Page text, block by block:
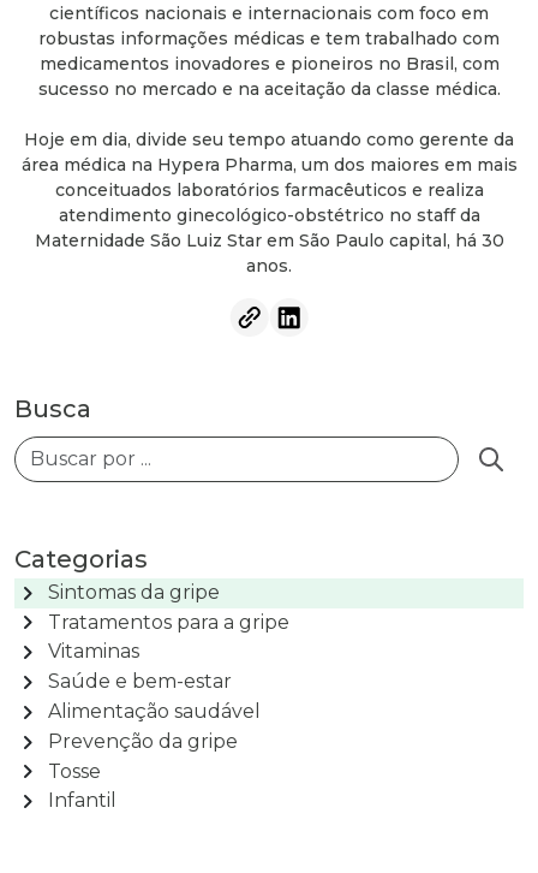
científicos nacionais e internacionais com foco em
robustas informações médicas e tem trabalhado com
medicamentos inovadores e pioneiros no Brasil, com
sucesso no mercado e na aceitação da classe médica.
Hoje em dia, divide seu tempo atuando como gerente da
área médica na Hypera Pharma, um dos maiores em mais
conceituados laboratórios farmacêuticos e realiza
atendimento ginecológico-obstétrico no staff da
Maternidade São Luiz Star em São Paulo capital, há 30
anos.
Busca
Categorias
chevron_right Sintomas da gripe
chevron_right Tratamentos para a gripe
chevron_right Vitaminas
chevron_right Saúde e bem-estar
chevron_right Alimentação saudável
chevron_right Prevenção da gripe
chevron_right Tosse
chevron_right Infantil